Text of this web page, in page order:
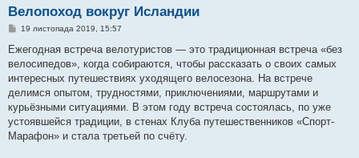
Велопоход вокруг Исландии
П
в
д
о
л
е
н
н
я
19 листопада 2019, 15:57
Ежегодная встреча велотуристов — это традиционная встреча «без
велосипедов», когда собираются, чтобы рассказать о своих самых
интересных путешествиях уходящего велосезона. На встрече
делимся опытом, трудностями, приключениями, маршрутами и
курьёзными ситуациями. В этом году встреча состоялась, по уже
устоявшейся традиции, в стенах Клуба путешественников «Спорт-
Марафон» и стала третьей по счёту.